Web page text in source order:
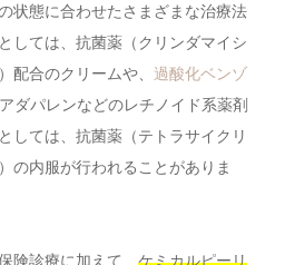
状態に合わせたさまざまな治療法
しては、抗菌薬（クリンダマイシ
配合のクリームや、 過酸化ベンゾ
ダパレンなどのレチノイド系薬剤
しては、抗菌薬（テトラサイクリ
の内服が行われることがありま
険診療に加えて、 ケミカルピーリ